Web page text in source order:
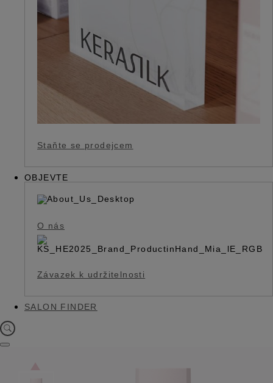
Staňte se prodejcem
OBJEVTE
O nás
Závazek k udržitelnosti
SALON FINDER